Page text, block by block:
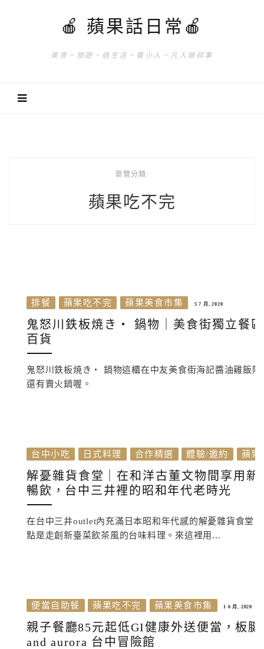
🍎 蘋果話日常🍎
美食。旅遊。過生活。養小人。凡人瑣碎事
瀏覽分類:
蘋果吃不完
排餐 蘋果吃不完 蘋果美食市集 5 7 月, 2020
鬼怒川鉄板焼き‧ 鍋物｜美食街獨立餐
百貨
鬼怒川鉄板焼き‧ 鍋物這櫃在中友美食街海記醬油雞飯
還有賣火鍋喔。
台中小吃 日式料理 合作精選 體驗/邀約 蘋果
解憂雜貨食堂｜在和洋古董文物間享用
暢飲，台中三井裡的昭和年代老時光
在台中三井outlet內充滿日本昭和年代感的解憂雜貨食堂
點是走創新臺菜飲茶風的台味料理。來這裡用...
便當自助餐 蘋果吃不完 蘋果美食市集 1 6 月, 2020
親子餐廳85元起低GI健康外送便當，板
and aurora 台中冒險館